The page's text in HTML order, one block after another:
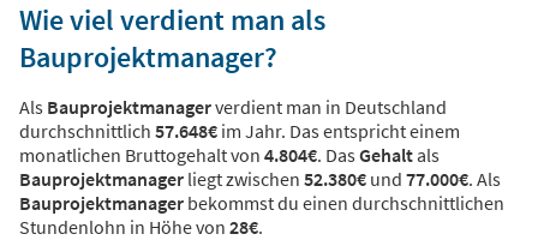
Wie viel verdient man als
Bauprojektmanager?
Als Bauprojektmanagerverdient man in Deutschland
durchschnittlich 57.648€ im Jahr. Das entspricht einem
monatlichen Bruttogehalt von 4.804€. DasGehaltals
Bauprojektmanager liegt zwischen 52.380€ und 77.000€. Als
Bauprojektmanager bekommst du einen durchschnittlichen
Stundenlohn in Höhe von 28€.